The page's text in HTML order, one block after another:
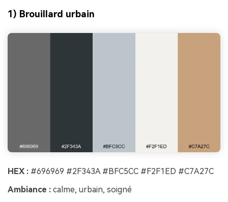
1) Brouillard urbain
HEX : #696969 #2F343A #BFC5CC #F2F1ED #C7A27C
Ambiance : calme, urbain, soigné